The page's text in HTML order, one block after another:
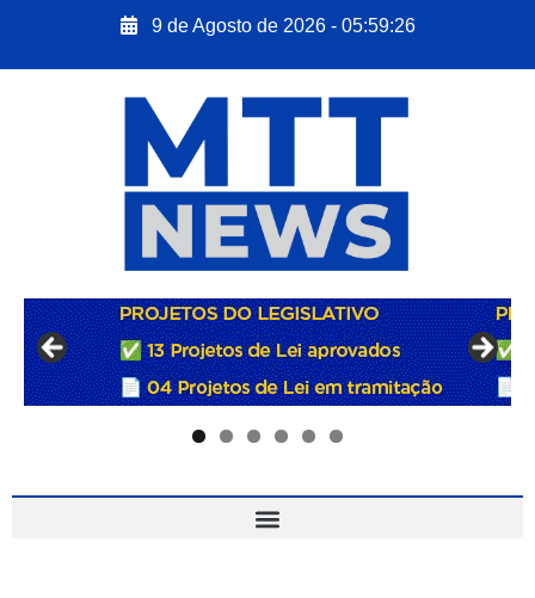
9 de Agosto de 2026 - 05:59:27